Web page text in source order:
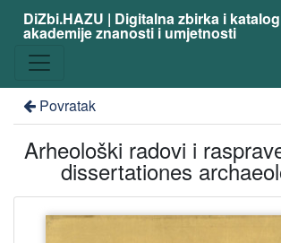
DiZbi.HAZU | Digitalna zbirka i
akademije znanosti i umjetnosti
Povratak
Arheološki radovi i
dissertationes